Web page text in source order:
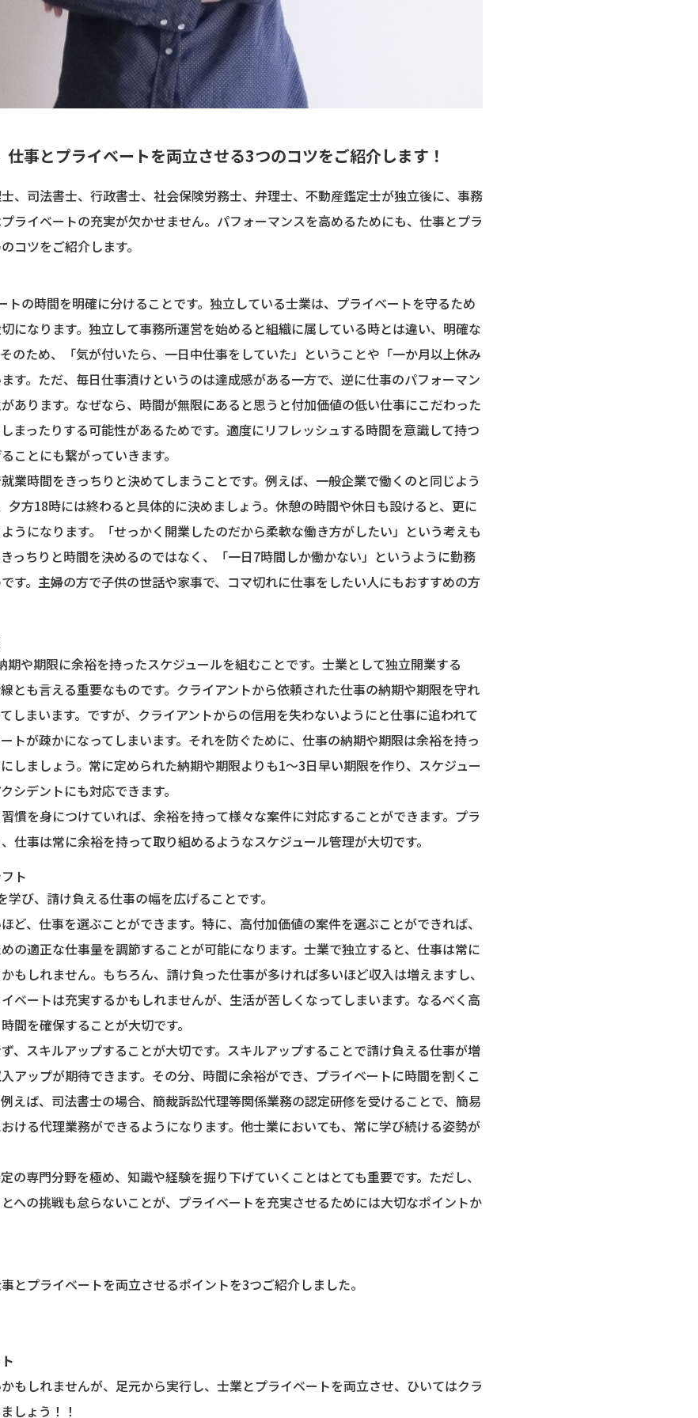
事とプライベートを両立させる3つのコツをご紹介します！
、司法書士、行政書士、社会保険労務士、弁理士、不動産鑑定士が独立後に、事務
ライベートの充実が欠かせません。パフォーマンスを高めるためにも、仕事とプラ
コツをご紹介します。
トの時間を明確に分けることです。独立している士業は、プライベートを守るため
になります。独立して事務所運営を始めると組織に属している時とは違い、明確な
のため、「気が付いたら、一日中仕事をしていた」ということや「一か月以上休み
す。ただ、毎日仕事漬けというのは達成感がある一方で、逆に仕事のパフォーマン
あります。なぜなら、時間が無限にあると思うと付加価値の低い仕事にこだわった
まったりする可能性があるためです。適度にリフレッシュする時間を意識して持つ
ことにも繋がっていきます。
業時間をきっちりと決めてしまうことです。例えば、一般企業で働くのと同じよう
夕方18時には終わると具体的に決めましょう。休憩の時間や休日も設けると、更に
うになります。「せっかく開業したのだから柔軟な働き方がしたい」という考えも
っちりと時間を決めるのではなく、「一日7時間しか働かない」というように勤務
す。主婦の方で子供の世話や家事で、コマ切れに仕事をしたい人にもおすすめの方
期や期限に余裕を持ったスケジュールを組むことです。士業として独立開業する
とも言える重要なものです。クライアントから依頼された仕事の納期や期限を守れ
しまいます。ですが、クライアントからの信用を失わないようにと仕事に追われて
トが疎かになってしまいます。それを防ぐために、仕事の納期や期限は余裕を持っ
しましょう。常に定められた納期や期限よりも1～3日早い期限を作り、スケジュー
シデントにも対応できます。
慣を身につけていれば、余裕を持って様々な案件に対応することができます。プラ
仕事は常に余裕を持って取り組めるようなスケジュール管理が大切です。
ト
び、請け負える仕事の幅を広げることです。
ど、仕事を選ぶことができます。特に、高付加価値の案件を選ぶことができれば、
の適正な仕事量を調節することが可能になります。士業で独立すると、仕事は常に
もしれません。もちろん、請け負った仕事が多ければ多いほど収入は増えますし、
ベートは充実するかもしれませんが、生活が苦しくなってしまいます。なるべく高
間を確保することが大切です。
、スキルアップすることが大切です。スキルアップすることで請け負える仕事が増
アップが期待できます。その分、時間に余裕ができ、プライベートに時間を割くこ
えば、司法書士の場合、簡裁訴訟代理等関係業務の認定研修を受けることで、簡易
ける代理業務ができるようになります。他士業においても、常に学び続ける姿勢が
の専門分野を極め、知識や経験を掘り下げていくことはとても重要です。ただし、
への挑戦も怠らないことが、プライベートを充実させるためには大切なポイントか
とプライベートを両立させるポイントを3つご紹介しました。
もしれませんが、足元から実行し、士業とプライベートを両立させ、ひいてはクラ
しょう！！